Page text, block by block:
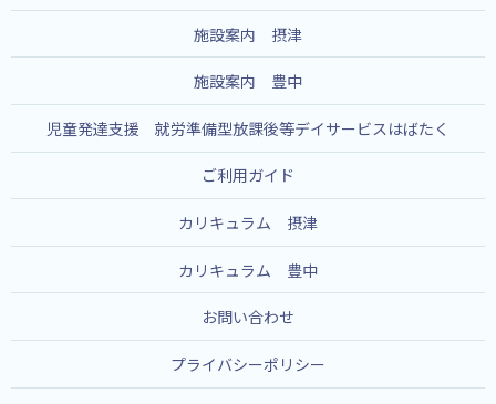
施設案内 摂津
施設案内 豊中
児童発達支援 就労準備型放課後等デイサービスはばたく
ご利用ガイド
カリキュラム 摂津
カリキュラム 豊中
お問い合わせ
プライバシーポリシー